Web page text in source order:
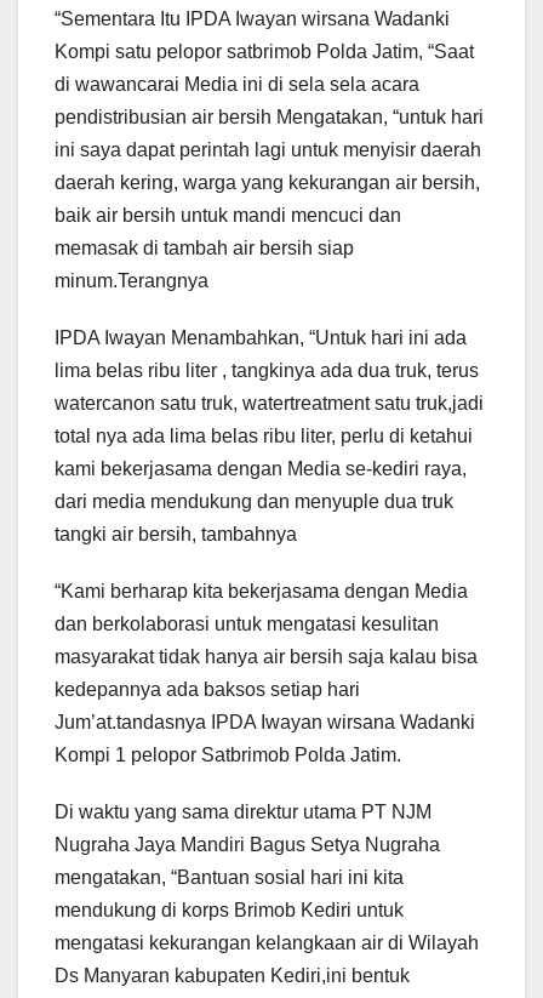
“Sementara Itu IPDA Iwayan wirsana Wadanki
Kompi satu pelopor satbrimob Polda Jatim, “Saat
di wawancarai Media ini di sela sela acara
pendistribusian air bersih Mengatakan, “untuk hari
ini saya dapat perintah lagi untuk menyisir daerah
daerah kering, warga yang kekurangan air bersih,
baik air bersih untuk mandi mencuci dan
memasak di tambah air bersih siap
minum.Terangnya
IPDA Iwayan Menambahkan, “Untuk hari ini ada
lima belas ribu liter , tangkinya ada dua truk, terus
watercanon satu truk, watertreatment satu truk,jadi
total nya ada lima belas ribu liter, perlu di ketahui
kami bekerjasama dengan Media se-kediri raya,
dari media mendukung dan menyuple dua truk
tangki air bersih, tambahnya
“Kami berharap kita bekerjasama dengan Media
dan berkolaborasi untuk mengatasi kesulitan
masyarakat tidak hanya air bersih saja kalau bisa
kedepannya ada baksos setiap hari
Jum’at.tandasnya IPDA Iwayan wirsana Wadanki
Kompi 1 pelopor Satbrimob Polda Jatim.
Di waktu yang sama direktur utama PT NJM
Nugraha Jaya Mandiri Bagus Setya Nugraha
mengatakan, “Bantuan sosial hari ini kita
mendukung di korps Brimob Kediri untuk
mengatasi kekurangan kelangkaan air di Wilayah
Ds Manyaran kabupaten Kediri,ini bentuk